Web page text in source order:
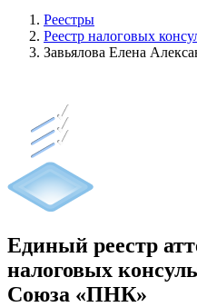
Реестры
Реестр налоговых
Завьялова Елена
Единый реестр
налоговых
Союза «ПНК»